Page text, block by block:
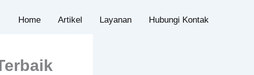
Home Artikel Layanan Hubungi Kontak